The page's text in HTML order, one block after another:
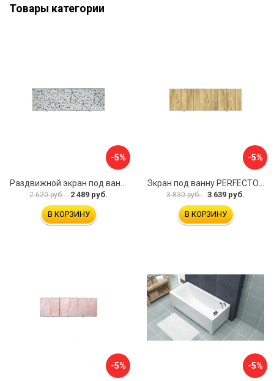
Товары категории
-5%
2 620 руб. 2 489 руб.
В КОРЗИНУ
-5%
3 830 руб. 3 639 руб.
В КОРЗИНУ
-5% -5%